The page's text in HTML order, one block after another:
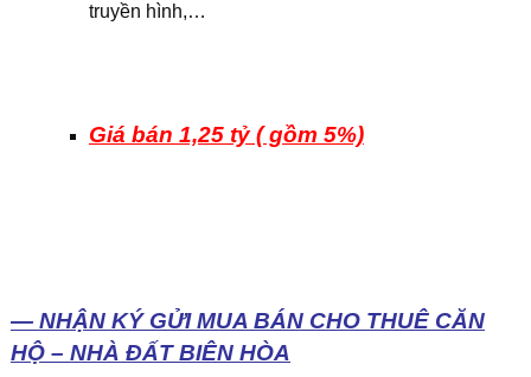
truyền hình,…
Giá bán 1,25 tỷ ( gồm 5%)
— NHẬN KÝ GỬI MUA BÁN CHO THUÊ CĂN
HỘ – NHÀ ĐẤT BIÊN HÒA